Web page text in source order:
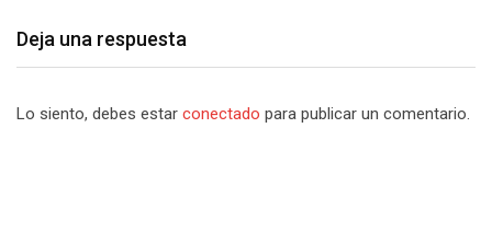
Deja una respuesta
Lo siento, debes estar conectado para publicar un comentario.